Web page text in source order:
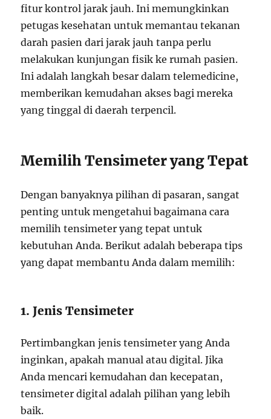
fitur kontrol jarak jauh. Ini memungkinkan
petugas kesehatan untuk memantau tekanan
darah pasien dari jarak jauh tanpa perlu
melakukan kunjungan fisik ke rumah pasien.
Ini adalah langkah besar dalam telemedicine,
memberikan kemudahan akses bagi mereka
yang tinggal di daerah terpencil.
Memilih Tensimeter yang Tepat
Dengan banyaknya pilihan di pasaran, sangat
penting untuk mengetahui bagaimana cara
memilih tensimeter yang tepat untuk
kebutuhan Anda. Berikut adalah beberapa tips
yang dapat membantu Anda dalam memilih:
1. Jenis Tensimeter
Pertimbangkan jenis tensimeter yang Anda
inginkan, apakah manual atau digital. Jika
Anda mencari kemudahan dan kecepatan,
tensimeter digital adalah pilihan yang lebih
baik.